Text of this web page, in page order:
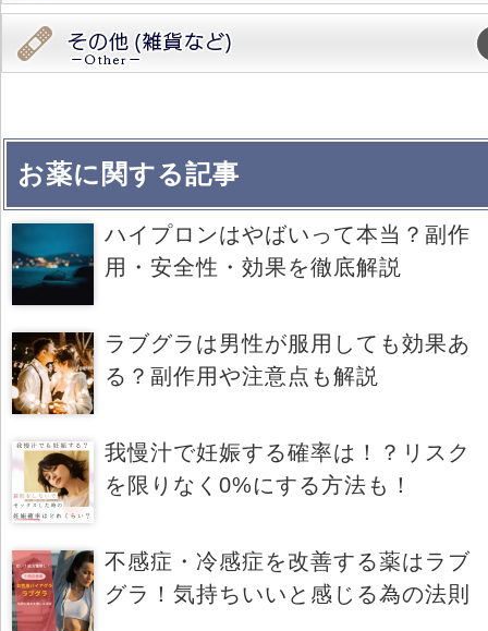
お薬に関する記事
ハイプロンはやばいって本当？副作
用・安全性・効果を徹底解説
ラブグラは男性が服用しても効果あ
る？副作用や注意点も解説
我慢汁で妊娠する確率は！？リスク
を限りなく0%にする方法も！
不感症・冷感症を改善する薬はラブ
グラ！気持ちいいと感じる為の法則